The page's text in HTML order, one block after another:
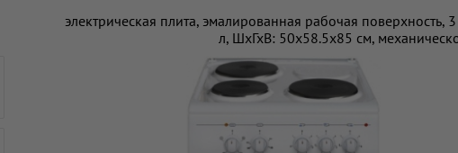
электрическая плита, эмалированная рабочая поверхность,
л, ШхГхВ: 50x58.5x85 см,